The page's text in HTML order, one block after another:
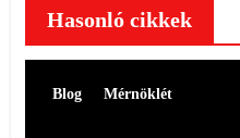
Hasonló cikkek
Blog Mérnöklét